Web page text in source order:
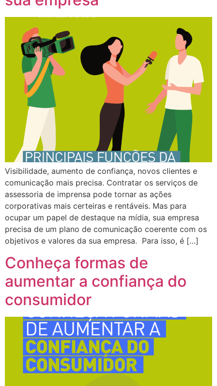
Visibilidade, aumento de confiança, novos clientes e
comunicação mais precisa. Contratar os serviços de
assessoria de imprensa pode tornar as ações
corporativas mais certeiras e rentáveis. Mas para
ocupar um papel de destaque na mídia, sua empresa
precisa de um plano de comunicação coerente com os
objetivos e valores da sua empresa. Para isso, é […]
Conheça formas de
aumentar a confiança do
consumidor